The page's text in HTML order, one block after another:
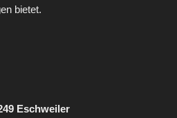
bietet.
Eschweiler